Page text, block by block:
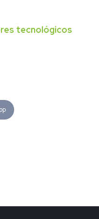
tecnológicos